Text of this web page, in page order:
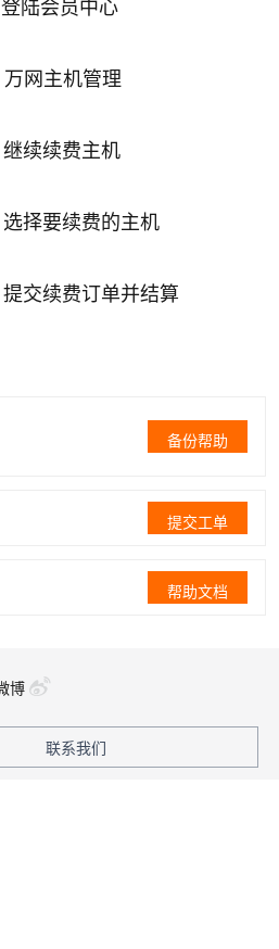
登陆会员中心
万网主机管理
继续续费主机
选择要续费的主机
提交续费订单并结算
备份帮助
提交工单
帮助文档